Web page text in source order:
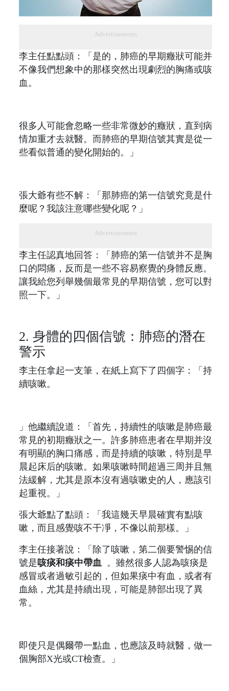
Advertisements
李主任點點頭：「是的，肺癌的早期癥狀可能并
不像我們想象中的那樣突然出現劇烈的胸痛或咳
血。
很多人可能會忽略一些非常微妙的癥狀，直到病
情加重才去就醫。而肺癌的早期信號其實是從一
些看似普通的變化開始的。」
張大爺有些不解：「那肺癌的第一信號究竟是什
麼呢？我該注意哪些變化呢？」
Advertisements
李主任認真地回答：「肺癌的第一信號并不是胸
口的悶痛，反而是一些不容易察覺的身體反應。
讓我給您列舉幾個最常見的早期信號，您可以對
照一下。」
2. 身體的四個信號：肺癌的潛在
警示
李主任拿起一支筆，在紙上寫下了四個字：「持
續咳嗽。
」他繼續說道：「首先，持續性的咳嗽是肺癌最
常見的初期癥狀之一。許多肺癌患者在早期并沒
有明顯的胸口痛感，而是持續的咳嗽，特別是早
晨起床后的咳嗽。如果咳嗽時間超過三周并且無
法緩解，尤其是原本沒有過咳嗽史的人，應該引
起重視。」
張大爺點了點頭：「我這幾天早晨確實有點咳
嗽，而且感覺咳不干凈，不像以前那樣。」
李主任接著說：「除了咳嗽，第二個要警惕的信
號是咳痰和痰中帶血 。雖然很多人認為咳痰是
感冒或者過敏引起的，但如果痰中有血，或者有
血絲，尤其是持續出現，可能是肺部出現了異
常。
即使只是偶爾帶一點血，也應該及時就醫，做一
個胸部X光或CT檢查。」